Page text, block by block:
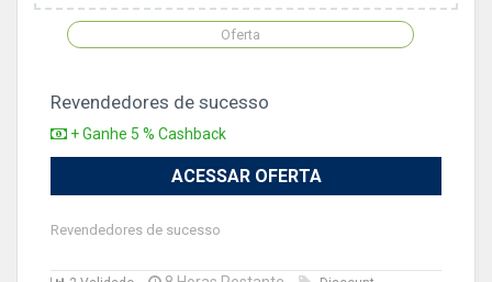
Oferta
Revendedores de sucesso
+ Ganhe 5 % Cashback
ACESSAR OFERTA
Revendedores de sucesso